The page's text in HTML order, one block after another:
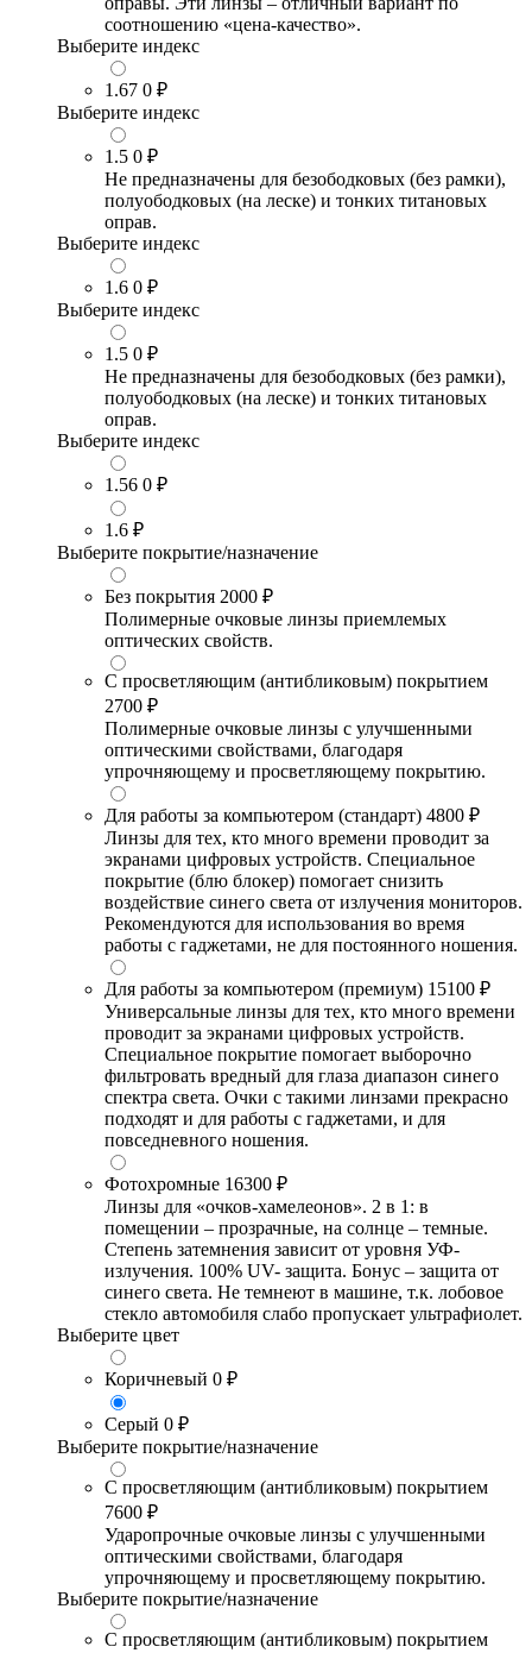
соотношению «цена-качество».
Выберите индекс
1.67 0 ₽
Выберите индекс
1.5 0 ₽
Не предназначены для безободковых (без рамки),
полуободковых (на леске) и тонких титановых
оправ.
Выберите индекс
1.6 0 ₽
Выберите индекс
1.5 0 ₽
Не предназначены для безободковых (без рамки),
полуободковых (на леске) и тонких титановых
оправ.
Выберите индекс
1.56 0 ₽
1.6 ₽
Выберите покрытие/назначение
Без покрытия 2000 ₽
Полимерные очковые линзы приемлемых
оптических свойств.
С просветляющим (антибликовым) покрытием
2700 ₽
Полимерные очковые линзы с улучшенными
оптическими свойствами, благодаря
упрочняющему и просветляющему покрытию.
Для работы за компьютером (стандарт) 4800 ₽
Линзы для тех, кто много времени проводит за
экранами цифровых устройств. Специальное
покрытие (блю блокер) помогает снизить
воздействие синего света от излучения мониторов.
Рекомендуются для использования во время
работы с гаджетами, не для постоянного ношения.
Для работы за компьютером (премиум) 15100 ₽
Универсальные линзы для тех, кто много времени
проводит за экранами цифровых устройств.
Специальное покрытие помогает выборочно
фильтровать вредный для глаза диапазон синего
спектра света. Очки с такими линзами прекрасно
подходят и для работы с гаджетами, и для
повседневного ношения.
Фотохромные 16300 ₽
Линзы для «очков-хамелеонов». 2 в 1: в
помещении – прозрачные, на солнце – темные.
Степень затемнения зависит от уровня УФ-
излучения. 100% UV- защита. Бонус – защита от
синего света. Не темнеют в машине, т.к. лобовое
стекло автомобиля слабо пропускает ультрафиолет.
Выберите цвет
Коричневый 0 ₽
Серый 0 ₽
Выберите покрытие/назначение
С просветляющим (антибликовым) покрытием
7600 ₽
Ударопрочные очковые линзы с улучшенными
оптическими свойствами, благодаря
упрочняющему и просветляющему покрытию.
Выберите покрытие/назначение
С просветляющим (антибликовым) покрытием